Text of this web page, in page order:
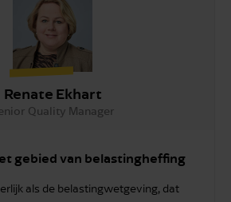
Renate Ekhart
Quality Manager
gebied van belastingheffing
als de belastingwetgeving, dat